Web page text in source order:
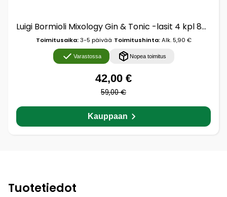
Luigi Bormioli Mixology Gin & Tonic -lasit 4 kpl 80 cl
Toimitusaika:3-5 päivää Toimitushinta:Alk. 5,90 €
Varastossa Nopea toimitus
42,00 €
59,00 €
Kauppaan
Tuotetiedot